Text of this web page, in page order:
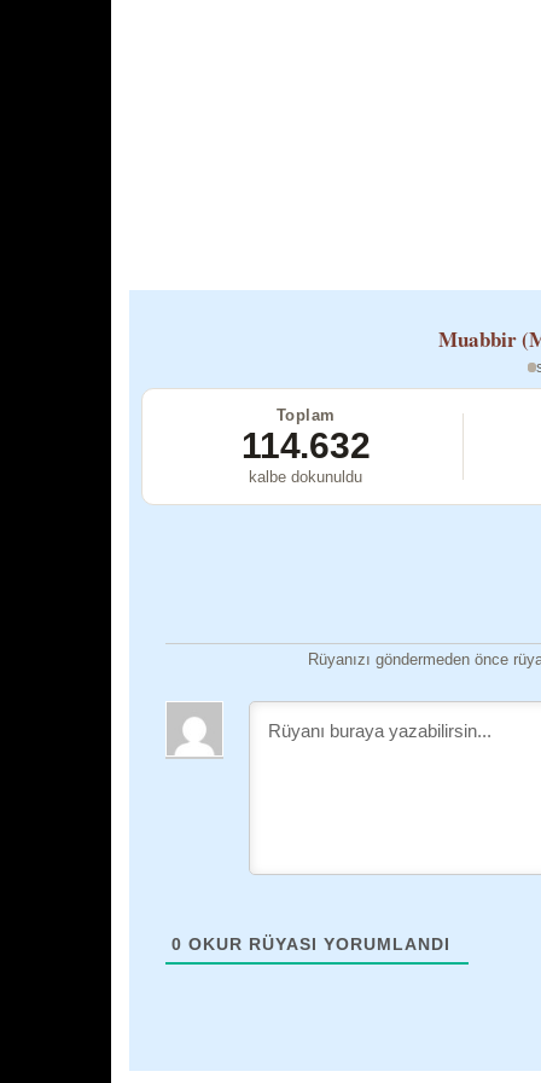
Muabbir
Toplam
114.632
kalbe dokunuldu
Rüyanızı göndermeden önce
0 OKUR RÜYASI YORUMLANDI